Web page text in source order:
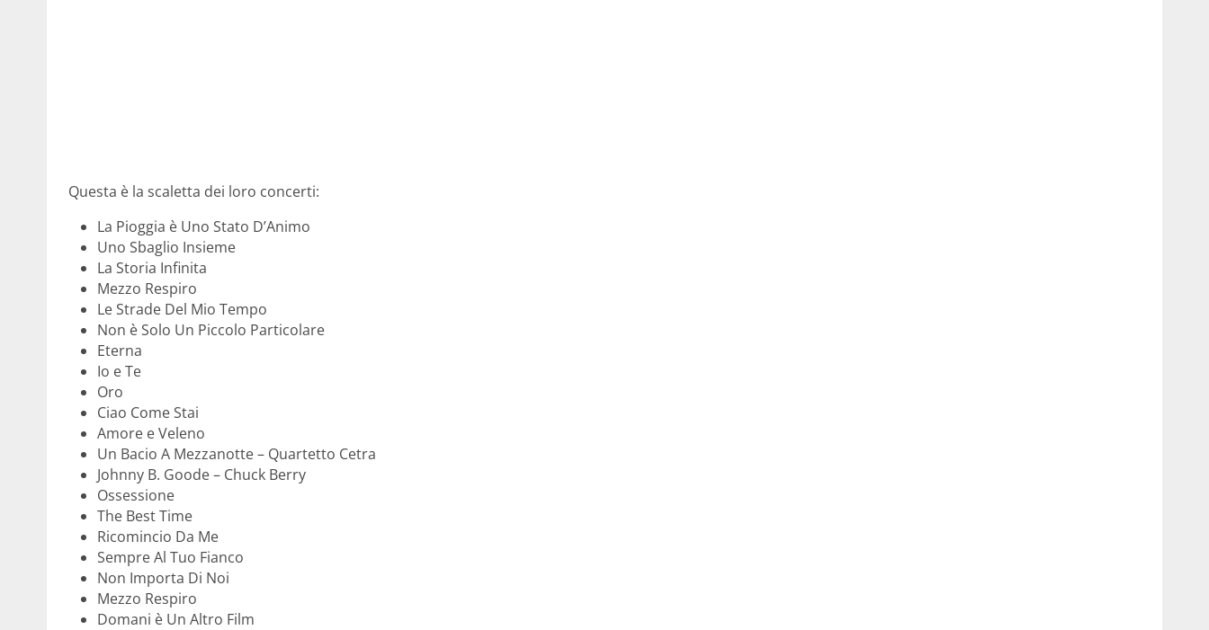
Questa è la scaletta dei loro concerti:
La Pioggia è Uno Stato D’Animo
Uno Sbaglio Insieme
La Storia Infinita
Mezzo Respiro
Le Strade Del Mio Tempo
Non è Solo Un Piccolo Particolare
Eterna
Io e Te
Oro
Ciao Come Stai
Amore e Veleno
Un Bacio A Mezzanotte – Quartetto Cetra
Johnny B. Goode – Chuck Berry
Ossessione
The Best Time
Ricomincio Da Me
Sempre Al Tuo Fianco
Non Importa Di Noi
Mezzo Respiro
Domani è Un Altro Film